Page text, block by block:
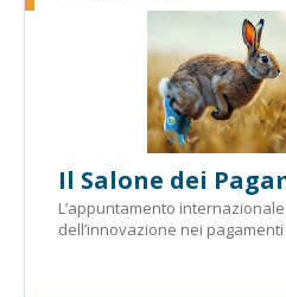
Il Salone dei
L’appuntamento
dell’innovazione nei pagamenti